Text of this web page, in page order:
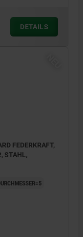
DETAILS
FEDERKRAFT,
STAHL,